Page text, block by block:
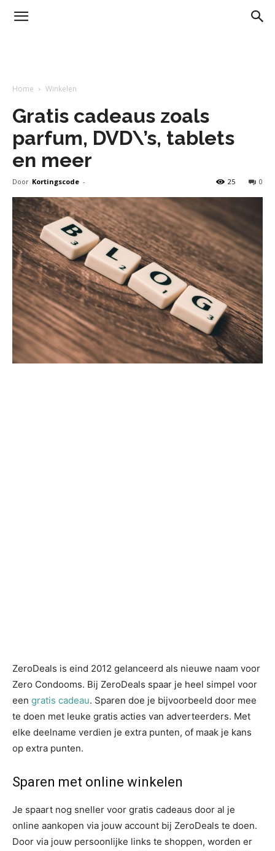
Home Winkelen
Gratis cadeaus zoals
parfum, DVD\’s, tablets
en meer
Door Kortingscode - 0
25
ZeroDeals is eind 2012 gelanceerd als nieuwe naam voor
Zero Condooms. Bij ZeroDeals spaar je heel simpel voor
een gratis cadeau. Sparen doe je bijvoorbeeld door mee
te doen met leuke gratis acties van adverteerders. Met
elke deelname verdien je extra punten, of maak je kans
op extra punten.
Sparen met online winkelen
Je spaart nog sneller voor gratis cadeaus door al je
online aankopen via jouw account bij ZeroDeals te doen.
Door via jouw persoonlijke links te shoppen, worden er